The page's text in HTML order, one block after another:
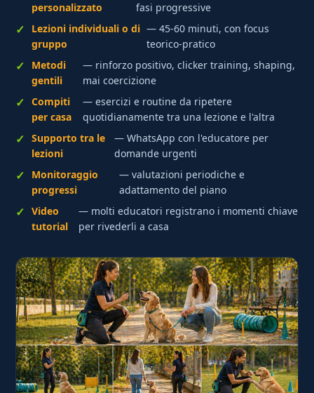
personalizzato
fasi progressive
Lezioni individuali o di
gruppo
— 45-60 minuti, con focus
teorico-pratico
Metodi
gentili
— rinforzo positivo, clicker training, shaping,
mai coercizione
Compiti
per casa
— esercizi e routine da ripetere
quotidianamente tra una lezione e l'altra
Supporto tra le
lezioni
— WhatsApp con l'educatore per
domande urgenti
Monitoraggio
progressi
— valutazioni periodiche e
adattamento del piano
Video
tutorial
— molti educatori registrano i momenti chiave
per rivederli a casa